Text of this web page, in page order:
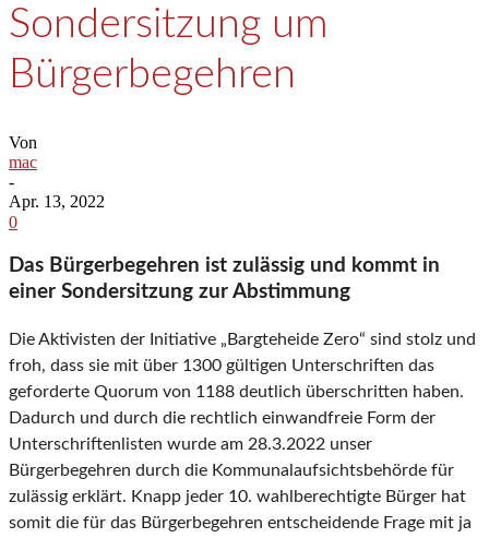
Sondersitzung um
Bürgerbegehren
Von
mac
-
Apr. 13, 2022
0
Das Bürgerbegehren ist zulässig und kommt in
einer Sondersitzung zur Abstimmung
Die Aktivisten der Initiative „Bargteheide Zero“ sind stolz und
froh, dass sie mit über 1300 gültigen Unterschriften das
geforderte Quorum von 1188 deutlich überschritten haben.
Dadurch und durch die rechtlich einwandfreie Form der
Unterschriftenlisten wurde am 28.3.2022 unser
Bürgerbegehren durch die Kommunalaufsichtsbehörde für
zulässig erklärt. Knapp jeder 10. wahlberechtigte Bürger hat
somit die für das Bürgerbegehren entscheidende Frage mit ja